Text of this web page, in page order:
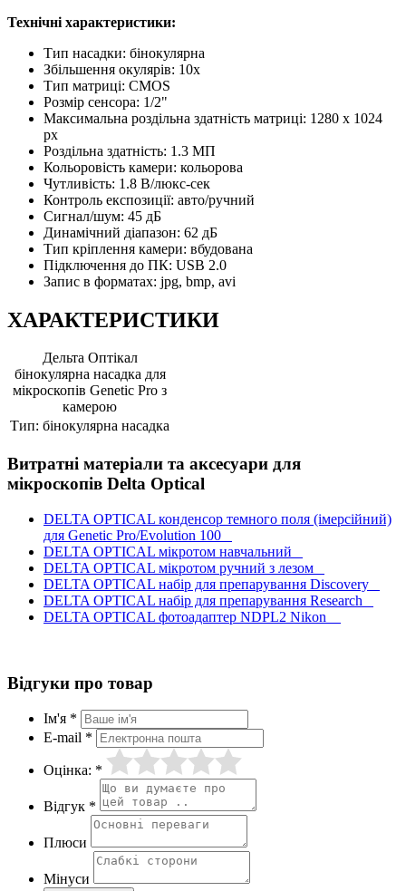
Технічні характеристики:
Тип насадки: бінокулярна
Збільшення окулярів: 10х
Тип матриці: CMOS
Розмір сенсора: 1/2"
Максимальна роздільна здатність матриці: 1280 x 1024
px
Роздільна здатність: 1.3 МП
Кольоровість камери: кольорова
Чутливість: 1.8 В/люкс-сек
Контроль експозиції: авто/ручний
Сигнал/шум: 45 дБ
Динамічний діапазон: 62 дБ
Тип кріплення камери: вбудована
Підключення до ПК: USB 2.0
Запис в форматах: jpg, bmp, avi
ХАРАКТЕРИСТИКИ
Дельта Оптікал
бінокулярна насадка для
мікроскопів Genetic Pro з
камерою
Тип: бінокулярна насадка
Витратні матеріали та аксесуари для
мікроскопів Delta Optical
DELTA OPTICAL конденсор темного поля (імерсійний)
для Genetic Pro/Evolution 100
DELTA OPTICAL мікротом навчальний
DELTA OPTICAL мікротом ручний з лезом
DELTA OPTICAL набір для препарування Discovery
DELTA OPTICAL набір для препарування Research
DELTA OPTICAL фотоадаптер NDPL2 Nikon
Відгуки про товар
Ім'я *
E-mail *
Оцінка: *
Відгук *
Плюси
Мінуси